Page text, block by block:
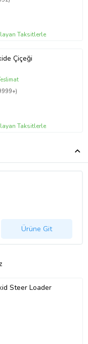
Taksitlerle
Çiçeği
Taksitlerle
Ürüne Git
Steer Loader